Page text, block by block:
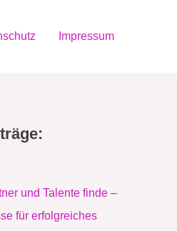
Impressum
und Talente finde –
für erfolgreiches